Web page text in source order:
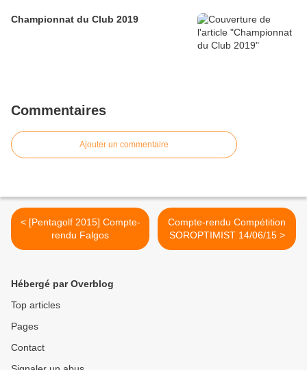
Championnat du Club 2019
Commentaires
Ajouter un commentaire
< [Pentagolf 2015] Compte-
rendu Falgos
Compte-rendu Compétition
SOROPTIMIST 14/06/15 >
Hébergé par Overblog
Top articles
Pages
Contact